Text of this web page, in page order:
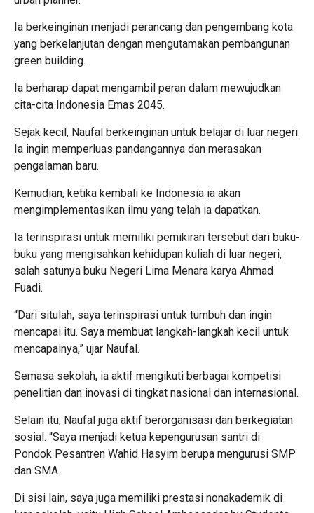
Ia berkeinginan menjadi perancang dan pengembang kota
yang berkelanjutan dengan mengutamakan pembangunan
green building.
Ia berharap dapat mengambil peran dalam mewujudkan
cita-cita Indonesia Emas 2045.
Sejak kecil, Naufal berkeinginan untuk belajar di luar negeri.
Ia ingin memperluas pandangannya dan merasakan
pengalaman baru.
Kemudian, ketika kembali ke Indonesia ia akan
mengimplementasikan ilmu yang telah ia dapatkan.
Ia terinspirasi untuk memiliki pemikiran tersebut dari buku-
buku yang mengisahkan kehidupan kuliah di luar negeri,
salah satunya buku Negeri Lima Menara karya Ahmad
Fuadi.
“Dari situlah, saya terinspirasi untuk tumbuh dan ingin
mencapai itu. Saya membuat langkah-langkah kecil untuk
mencapainya,” ujar Naufal.
Semasa sekolah, ia aktif mengikuti berbagai kompetisi
penelitian dan inovasi di tingkat nasional dan internasional.
Selain itu, Naufal juga aktif berorganisasi dan berkegiatan
sosial. “Saya menjadi ketua kepengurusan santri di
Pondok Pesantren Wahid Hasyim berupa mengurusi SMP
dan SMA.
Di sisi lain, saya juga memiliki prestasi nonakademik di